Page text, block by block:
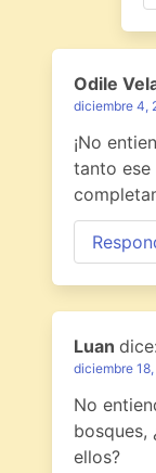
Odile
diciembre 4,
¡No
tanto ese
Luan dice:
diciembre
No
bosques,
ellos?